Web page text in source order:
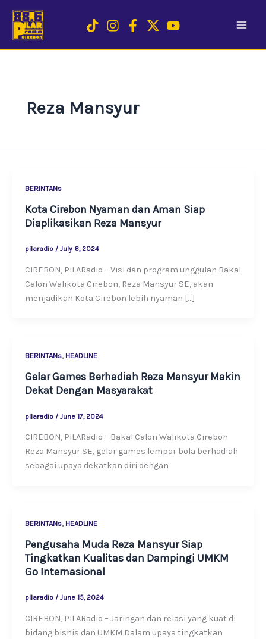
content
Reza Mansyur
BERINTANs
Kota Cirebon Nyaman dan Aman Siap
Diaplikasikan Reza Mansyur
pilaradio / July 6, 2024
CIREBON, PILARadio – Visi dan program unggulan Bakal
Calon Walikota Cirebon, Reza Mansyur SE, akan
menjadikan Kota Cirebon lebih nyaman […]
BERINTANs, HEADLINE
Gelar Games Berhadiah Reza Mansyur Makin
Dekat Dengan Masyarakat
pilaradio / June 17, 2024
CIREBON, PILARadio – Bakal Calon Walikota Cirebon
Reza Mansyur SE, gelar games lempar bola berhadiah
sebagai upaya dekatkan diri dengan
BERINTANs, HEADLINE
Pengusaha Muda Reza Mansyur Siap
Tingkatkan Kualitas dan Dampingi UMKM
Go Internasional
pilaradio / June 15, 2024
CIREBON, PILARadio – Jaringan dan relasi yang kuat di
bidang bisnis dan UMKM Dalam upaya tingkatkan